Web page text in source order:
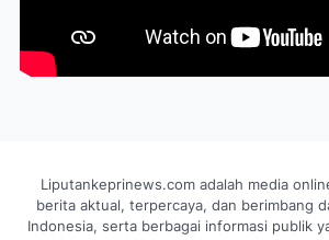
Liputankeprinews.com adalah media
berita aktual, terpercaya, dan berimbang
Indonesia, serta berbagai informasi publik